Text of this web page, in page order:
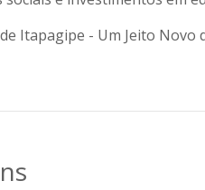
Itapagipe - Um Jeito Novo